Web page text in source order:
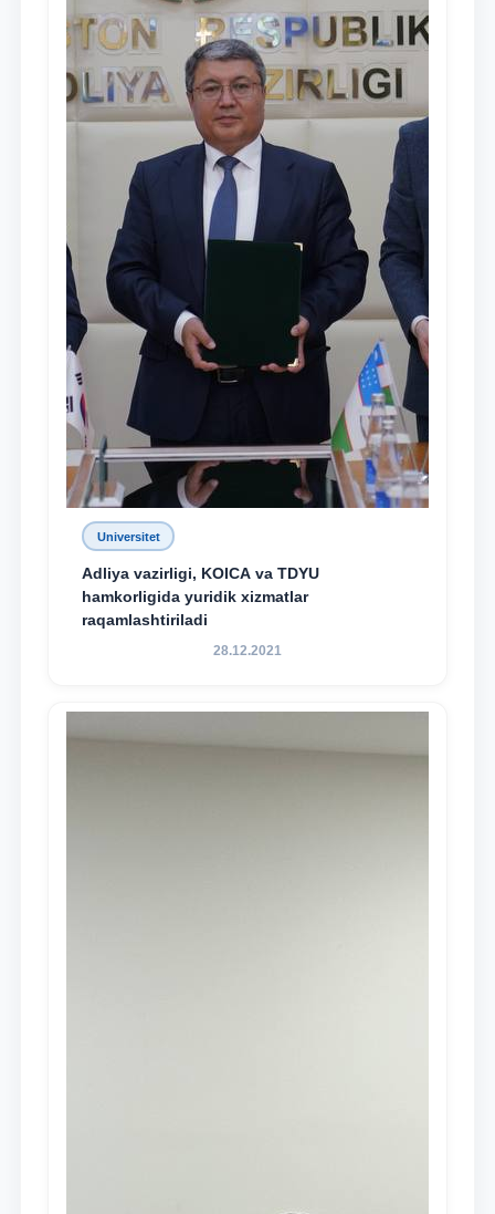
Universitet
Adliya vazirligi, KOICA va TDYU
hamkorligida yuridik xizmatlar
raqamlashtiriladi
28.12.2021